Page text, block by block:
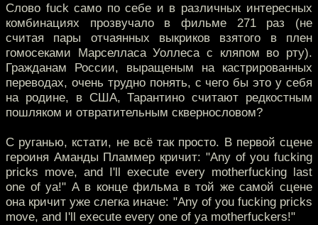
Слово fuck само по себе и в различных интересных
комбинациях прозвучало в фильме 271 раз (не
считая пары отчаянных выкриков взятого в плен
гомосеками Марселласа Уоллеса с кляпом во рту).
Гражданам России, выращеным на кастрированных
переводах, очень трудно понять, с чего бы это у себя
на родине, в США, Тарантино считают редкостным
пошляком и отвратительным сквернословом?
С руганью, кстати, не всё так просто. В первой сцене
героиня Аманды Пламмер кричит: "Any of you fucking
pricks move, and I'll execute every motherfucking last
one of ya!" А в конце фильма в той же самой сцене
она кричит уже слегка иначе: "Any of you fucking pricks
move, and I'll execute every one of ya motherfuckers!"